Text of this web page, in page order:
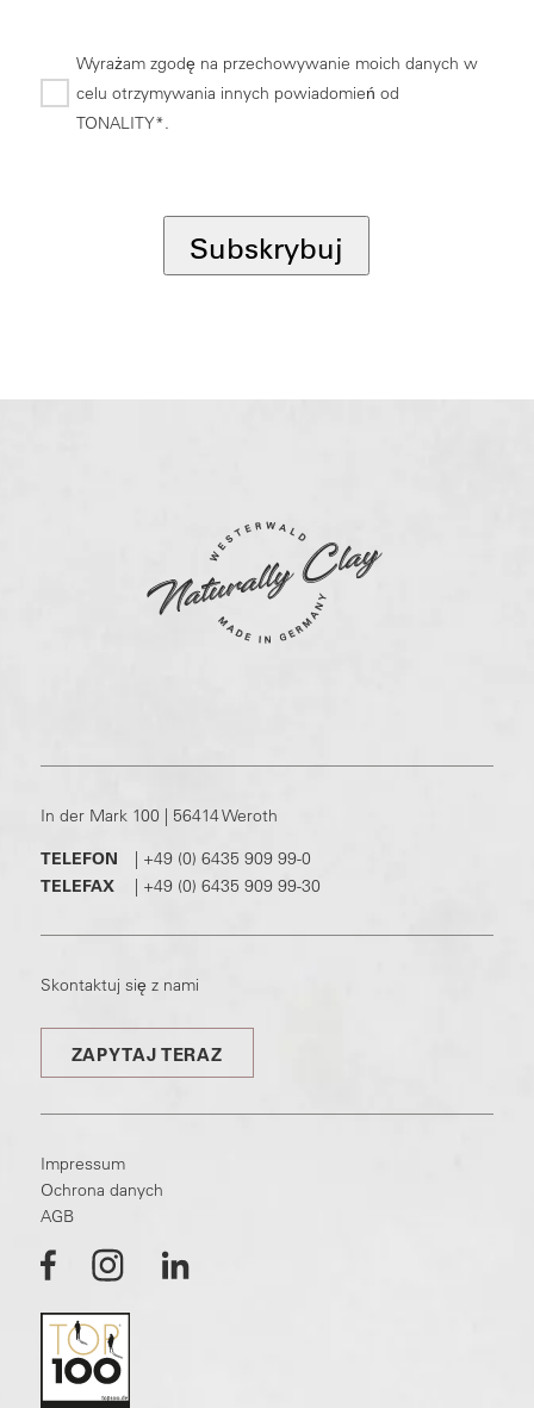
Wyrażam zgodę na przechowywanie moich danych w
celu otrzymywania innych powiadomień od
TONALITY*.
Subskrybuj
In der Mark 100 | 56414 Weroth
TELEFON
| +49 (0) 6435 909 99-0
TELEFAX
| +49 (0) 6435 909 99-30
Skontaktuj się z nami
ZAPYTAJ TERAZ
Impressum
Ochrona danych
AGB